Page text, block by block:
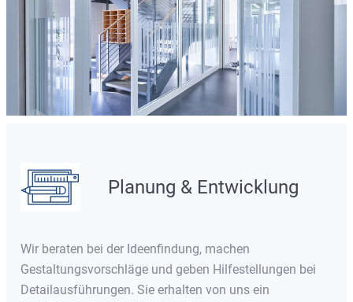
Planung & Entwicklung
Wir beraten bei der Ideenfindung, machen
Gestaltungsvorschläge und geben Hilfestellungen bei
Detailausführungen. Sie erhalten von uns ein